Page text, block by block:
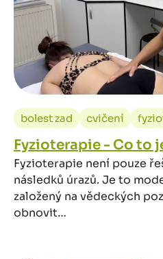
bolest zad cvičení
Fyzioterapie - Co to
Fyzioterapie není pouze
následků úrazů. Je to
založený na vědeckých
obnovit…